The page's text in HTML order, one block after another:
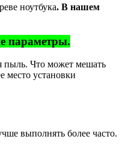
ноутбука. В нашем
параметры.
пыль. Что может мешать
место установки
выполнять более часто.